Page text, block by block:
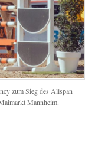
zum Sieg des Allspan
Mannheim.